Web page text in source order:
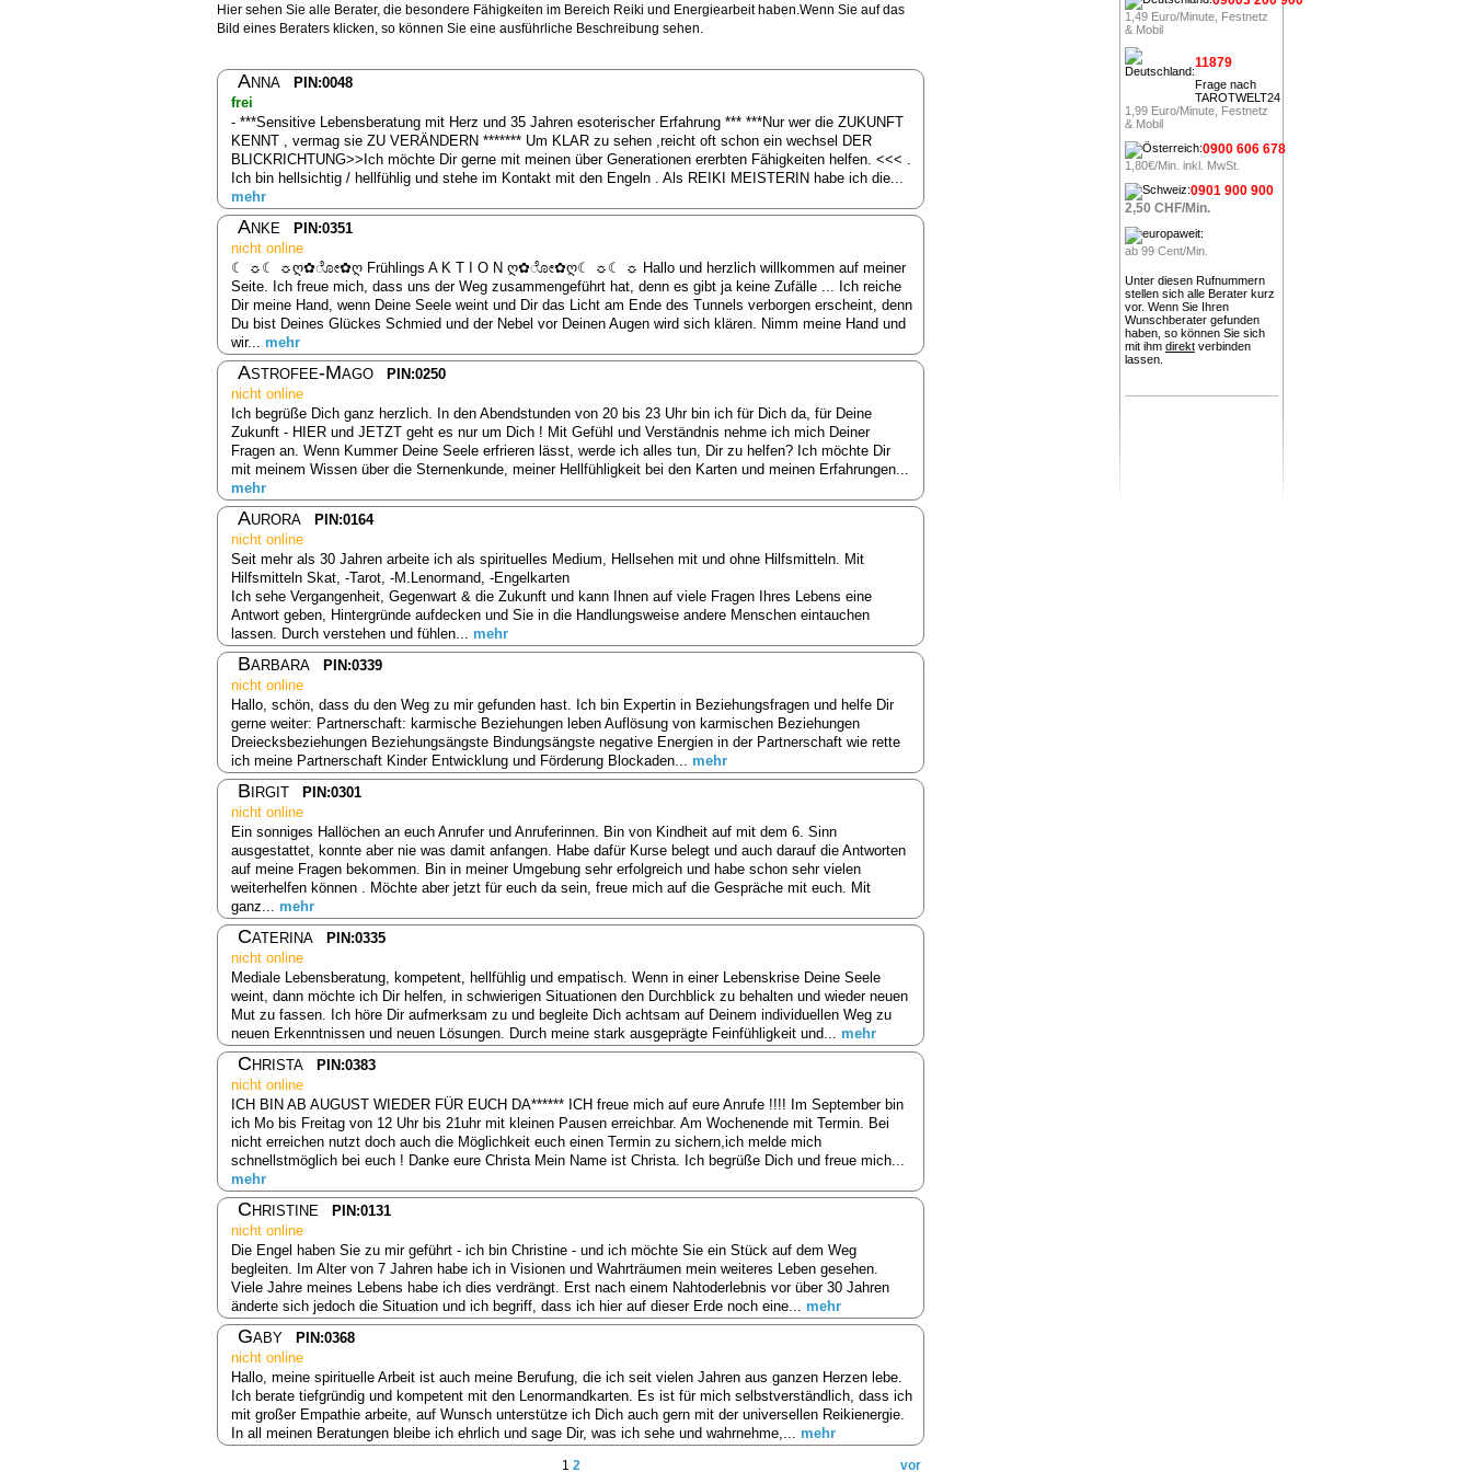
Hier sehen Sie alle Berater, die besondere Fähigkeiten im Bereich Reiki und Energiearbeit haben.Wenn Sie auf das
Bild eines Beraters klicken, so können Sie eine ausführliche Beschreibung sehen.
Anna
PIN:0048
frei
- ***Sensitive Lebensberatung mit Herz und 35 Jahren esoterischer Erfahrung *** ***Nur wer die ZUKUNFT
KENNT , vermag sie ZU VERÄNDERN ******* Um KLAR zu sehen ,reicht oft schon ein wechsel DER
BLICKRICHTUNG>>Ich möchte Dir gerne mit meinen über Generationen ererbten Fähigkeiten helfen. <<< .
Ich bin hellsichtig / hellfühlig und stehe im Kontakt mit den Engeln . Als REIKI MEISTERIN habe ich die...
mehr
Anke
PIN:0351
nicht online
☾ ☼☾ ☼ღ✿ೋ✿ღ Frühlings A K T I O N ღ✿ೋ✿ღ☾ ☼☾ ☼ Hallo und herzlich willkommen auf meiner
Seite. Ich freue mich, dass uns der Weg zusammengeführt hat, denn es gibt ja keine Zufälle ... Ich reiche
Dir meine Hand, wenn Deine Seele weint und Dir das Licht am Ende des Tunnels verborgen erscheint, denn
Du bist Deines Glückes Schmied und der Nebel vor Deinen Augen wird sich klären. Nimm meine Hand und
wir... mehr
Astrofee-Mago
PIN:0250
nicht online
Ich begrüße Dich ganz herzlich. In den Abendstunden von 20 bis 23 Uhr bin ich für Dich da, für Deine
Zukunft - HIER und JETZT geht es nur um Dich ! Mit Gefühl und Verständnis nehme ich mich Deiner
Fragen an. Wenn Kummer Deine Seele erfrieren lässt, werde ich alles tun, Dir zu helfen? Ich möchte Dir
mit meinem Wissen über die Sternenkunde, meiner Hellfühligkeit bei den Karten und meinen Erfahrungen...
mehr
Aurora
PIN:0164
nicht online
Seit mehr als 30 Jahren arbeite ich als spirituelles Medium, Hellsehen mit und ohne Hilfsmitteln. Mit
Hilfsmitteln Skat, -Tarot, -M.Lenormand, -Engelkarten
Ich sehe Vergangenheit, Gegenwart & die Zukunft und kann Ihnen auf viele Fragen Ihres Lebens eine
Antwort geben, Hintergründe aufdecken und Sie in die Handlungsweise andere Menschen eintauchen
lassen. Durch verstehen und fühlen... mehr
Barbara
PIN:0339
nicht online
Hallo, schön, dass du den Weg zu mir gefunden hast. Ich bin Expertin in Beziehungsfragen und helfe Dir
gerne weiter: Partnerschaft: karmische Beziehungen leben Auflösung von karmischen Beziehungen
Dreiecksbeziehungen Beziehungsängste Bindungsängste negative Energien in der Partnerschaft wie rette
ich meine Partnerschaft Kinder Entwicklung und Förderung Blockaden... mehr
Birgit
PIN:0301
nicht online
Ein sonniges Hallöchen an euch Anrufer und Anruferinnen. Bin von Kindheit auf mit dem 6. Sinn
ausgestattet, konnte aber nie was damit anfangen. Habe dafür Kurse belegt und auch darauf die Antworten
auf meine Fragen bekommen. Bin in meiner Umgebung sehr erfolgreich und habe schon sehr vielen
weiterhelfen können . Möchte aber jetzt für euch da sein, freue mich auf die Gespräche mit euch. Mit
ganz... mehr
Caterina
PIN:0335
nicht online
Mediale Lebensberatung, kompetent, hellfühlig und empatisch. Wenn in einer Lebenskrise Deine Seele
weint, dann möchte ich Dir helfen, in schwierigen Situationen den Durchblick zu behalten und wieder neuen
Mut zu fassen. Ich höre Dir aufmerksam zu und begleite Dich achtsam auf Deinem individuellen Weg zu
neuen Erkenntnissen und neuen Lösungen. Durch meine stark ausgeprägte Feinfühligkeit und... mehr
Christa
PIN:0383
nicht online
ICH BIN AB AUGUST WIEDER FÜR EUCH DA****** ICH freue mich auf eure Anrufe !!!! Im September bin
ich Mo bis Freitag von 12 Uhr bis 21uhr mit kleinen Pausen erreichbar. Am Wochenende mit Termin. Bei
nicht erreichen nutzt doch auch die Möglichkeit euch einen Termin zu sichern,ich melde mich
schnellstmöglich bei euch ! Danke eure Christa Mein Name ist Christa. Ich begrüße Dich und freue mich...
mehr
Christine
PIN:0131
nicht online
Die Engel haben Sie zu mir geführt - ich bin Christine - und ich möchte Sie ein Stück auf dem Weg
begleiten. Im Alter von 7 Jahren habe ich in Visionen und Wahrträumen mein weiteres Leben gesehen.
Viele Jahre meines Lebens habe ich dies verdrängt. Erst nach einem Nahtoderlebnis vor über 30 Jahren
änderte sich jedoch die Situation und ich begriff, dass ich hier auf dieser Erde noch eine... mehr
Gaby
PIN:0368
nicht online
Hallo, meine spirituelle Arbeit ist auch meine Berufung, die ich seit vielen Jahren aus ganzen Herzen lebe.
Ich berate tiefgründig und kompetent mit den Lenormandkarten. Es ist für mich selbstverständlich, dass ich
mit großer Empathie arbeite, auf Wunsch unterstütze ich Dich auch gern mit der universellen Reikienergie.
In all meinen Beratungen bleibe ich ehrlich und sage Dir, was ich sehe und wahrnehme,... mehr
1 2 vor
1,49 Euro/Minute, Festnetz
& Mobil
11879
Frage nach
TAROTWELT24
1,99 Euro/Minute, Festnetz
& Mobil
0900 606 678
1,80€/Min. inkl. MwSt.
0901 900 900
2,50 CHF/Min.
ab 99 Cent/Min.
Unter diesen Rufnummern
stellen sich alle Berater kurz
vor. Wenn Sie Ihren
Wunschberater gefunden
haben, so können Sie sich
mit ihm direkt verbinden
lassen.